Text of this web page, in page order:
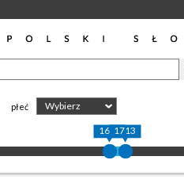
płeć Wybierz
16501713